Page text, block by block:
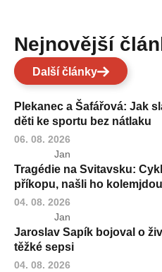
Nejnovější
Další články
Plekanec a Šafářová: Jak
děti ke sportu bez nátlaku
06. 08. 2026
Jan
Tragédie na Svitavsku:
příkopu, našli ho
04. 08. 2026
Jan
Jaroslav Sapík bojoval o
těžké sepsi
04. 08. 2026